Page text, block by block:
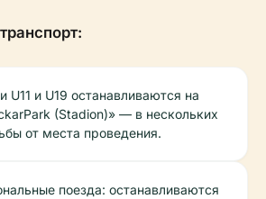
U11 и U19 останавливаются на
(Stadion)» — в нескольких
от места проведения.
поезда: останавливаются